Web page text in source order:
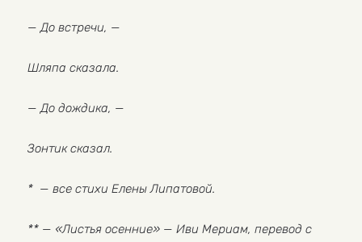
— До встречи, —
Шляпа сказала.
— До дождика, —
Зонтик сказал.
* — все стихи Елены Липатовой.
** — «Листья осенние» — Иви Мериам, перевод с